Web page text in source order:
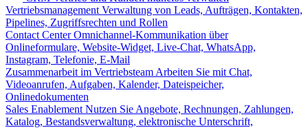
Vertriebsmanagement Verwaltung von Leads, Aufträgen, Kontakten,
Pipelines, Zugriffsrechten und Rollen
Contact Center Omnichannel-Kommunikation über
Onlineformulare, Website-Widget, Live-Chat, WhatsApp,
Instagram, Telefonie, E-Mail
Zusammenarbeit im Vertriebsteam Arbeiten Sie mit Chat,
Videoanrufen, Aufgaben, Kalender, Dateispeicher,
Onlinedokumenten
Sales Enablement Nutzen Sie Angebote, Rechnungen, Zahlungen,
Katalog, Bestandsverwaltung, elektronische Unterschrift,